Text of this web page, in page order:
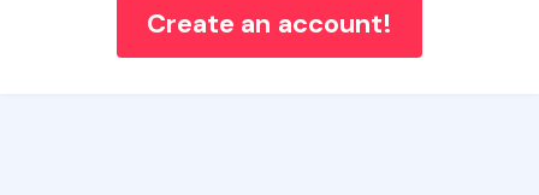
Create an account!